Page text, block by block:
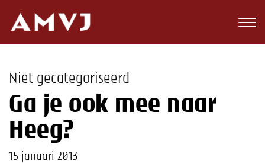
Wedstrijden
Nieuws
Teams
Niet gecategoriseerd
Ga je ook mee naar
Heeg?
15 januari 2013